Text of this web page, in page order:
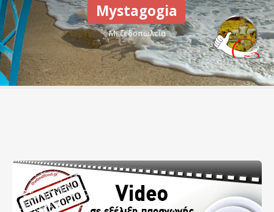
Mystagogia
Μεζεδοπωλεία